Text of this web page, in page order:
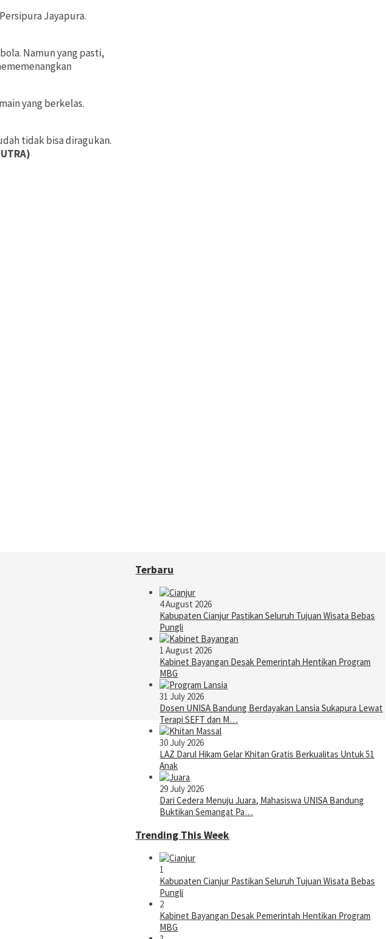
Jayapura.
Namun yang pasti,
yang berkelas.
tidak bisa diragukan.
Terbaru
4 August 2026
Kabupaten Cianjur Pastikan Seluruh Tujuan Wisata Bebas
Pungli
1 August 2026
Kabinet Bayangan Desak Pemerintah Hentikan Program
MBG
31 July 2026
Dosen UNISA Bandung Berdayakan Lansia Sukapura Lewat
Terapi SEFT dan M…
30 July 2026
LAZ Darul Hikam Gelar Khitan Gratis Berkualitas Untuk 51
Anak
29 July 2026
Dari Cedera Menuju Juara, Mahasiswa UNISA Bandung
Buktikan Semangat Pa…
Trending This Week
1
Kabupaten Cianjur Pastikan Seluruh Tujuan Wisata Bebas
Pungli
2
Kabinet Bayangan Desak Pemerintah Hentikan Program
MBG